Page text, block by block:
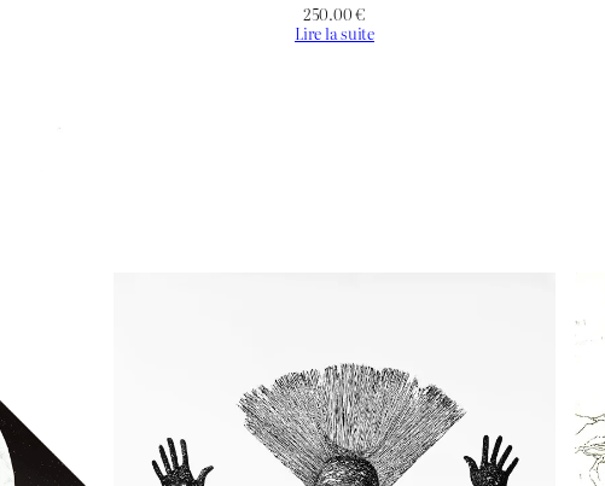
250.00€
Lire la suite